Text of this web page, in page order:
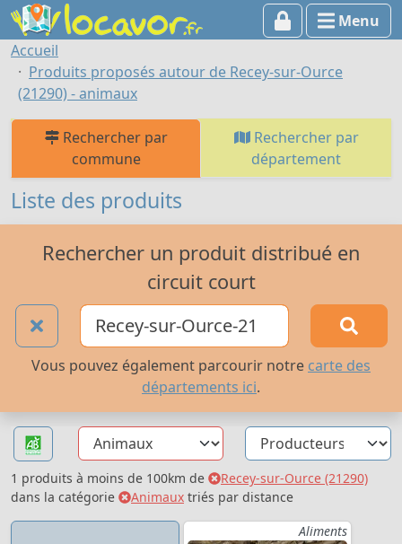
Menu
Accueil
Produits proposés autour de Recey-sur-Ource
(21290) - animaux
Rechercher par
commune
Rechercher par
département
Liste des produits
Rechercher un produit distribué en
circuit court
Vous pouvez également parcourir notre carte des
départements ici.
1 produits à moins de 100km de
Recey-sur-Ource (21290)
dans la catégorie
Animaux triés par distance
Aliments